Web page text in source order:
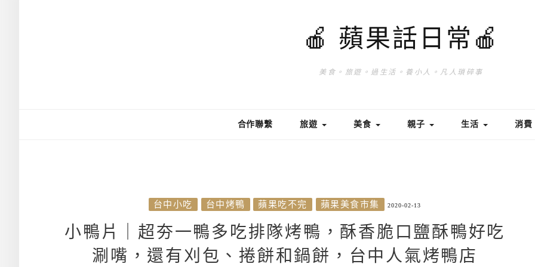
🍎 蘋果話日常🍎
美食。旅遊。過生活。養小人。凡人瑣碎事
合作聯繫 旅遊 美食 親子 生活 消費
台中小吃 台中烤鴨 蘋果吃不完 蘋果美食市集 2020-02-13
小鴨片｜超夯一鴨多吃排隊烤鴨，酥香脆口鹽酥鴨好吃
涮嘴，還有刈包、捲餅和鍋餅，台中人氣烤鴨店